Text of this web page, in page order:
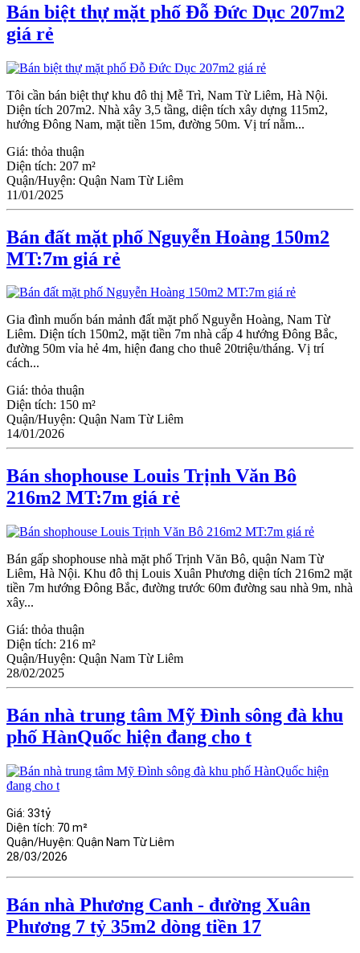
Bán biệt thự mặt phố Đỗ Đức Dục 207m2
giá rẻ
Tôi cần bán biệt thự khu đô thị Mễ Trì, Nam Từ Liêm, Hà Nội.
Diện tích 207m2. Nhà xây 3,5 tầng, diện tích xây dựng 115m2,
hướng Đông Nam, mặt tiền 15m, đường 50m. Vị trí nằm...
Giá: thỏa thuận
Diện tích: 207 m²
Quận/Huyện: Quận Nam Từ Liêm
11/01/2025
Bán đất mặt phố Nguyễn Hoàng 150m2
MT:7m giá rẻ
Gia đình muốn bán mảnh đất mặt phố Nguyễn Hoàng, Nam Từ
Liêm. Diện tích 150m2, mặt tiền 7m nhà cấp 4 hướng Đông Bắc,
đường 50m vỉa hẻ 4m, hiện đang cho thuê 20triệu/tháng. Vị trí
cách...
Giá: thỏa thuận
Diện tích: 150 m²
Quận/Huyện: Quận Nam Từ Liêm
14/01/2026
Bán shophouse Louis Trịnh Văn Bô
216m2 MT:7m giá rẻ
Bán gấp shophouse nhà mặt phố Trịnh Văn Bô, quận Nam Từ
Liêm, Hà Nội. Khu đô thị Louis Xuân Phương diện tích 216m2 mặt
tiền 7m hướng Đông Bắc, đường trước 60m đường sau nhà 9m, nhà
xây...
Giá: thỏa thuận
Diện tích: 216 m²
Quận/Huyện: Quận Nam Từ Liêm
28/02/2025
Bán nhà trung tâm Mỹ Đình sông đà khu
phố HànQuốc hiện đang cho t
Giá: 33tỷ
Diện tích: 70 m²
Quận/Huyện: Quận Nam Từ Liêm
28/03/2026
Bán nhà Phương Canh - đường Xuân
Phương 7 tỷ 35m2 dòng tiền 17